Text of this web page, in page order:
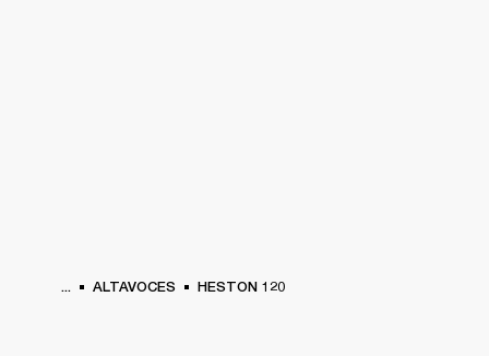
... ALTAVOCES HESTON 120